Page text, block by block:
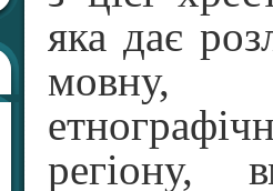
яка дає
мовну,
регіону,